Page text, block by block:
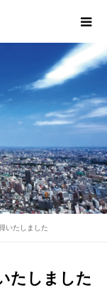
いたしました
たしました